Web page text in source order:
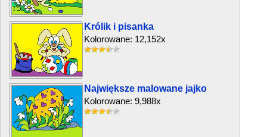
Królik i pisanka
Kolorowane: 12,152x
Największe malowane jajko
Kolorowane: 9,988x